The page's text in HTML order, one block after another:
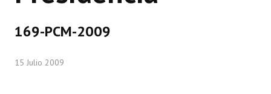
Comisiones Permanentes
Comisiones Especiales
169-PCM-2009
15 Julio 2009